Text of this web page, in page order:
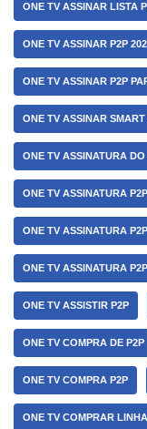
ONE TV ASSINAR LISTA
ONE TV ASSINAR P2P
ONE TV ASSINAR P2P
ONE TV ASSINAR SMART
ONE TV ASSINATURA DO
ONE TV ASSINATURA
ONE TV ASSINATURA
ONE TV ASSINATURA
ONE TV ASSISTIR P2P
ONE TV COMPRA DE P2P
ONE TV COMPRA P2P
ONE TV COMPRAR